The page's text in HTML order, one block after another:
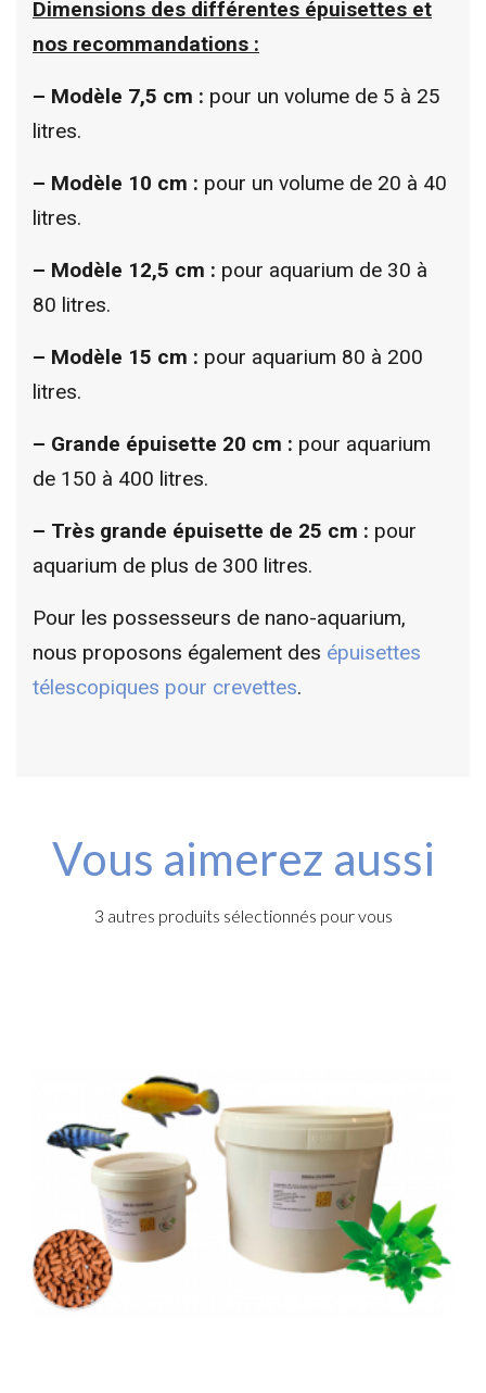
Dimensions des différentes épuisettes et
nos recommandations :
– Modèle 7,5 cm : pour un volume de 5 à 25
litres.
– Modèle 10 cm : pour un volume de 20 à 40
litres.
– Modèle 12,5 cm : pour aquarium de 30 à
80 litres.
– Modèle 15 cm : pour aquarium 80 à 200
litres.
– Grande épuisette 20 cm : pour aquarium
de 150 à 400 litres.
– Très grande épuisette de 25 cm : pour
aquarium de plus de 300 litres.
Pour les possesseurs de nano-aquarium,
nous proposons également des épuisettes
télescopiques pour crevettes.
Vous aimerez aussi
3 autres produits sélectionnés pour vous